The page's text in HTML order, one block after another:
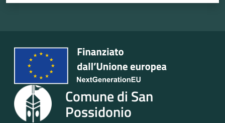
Comune di San
Possidonio